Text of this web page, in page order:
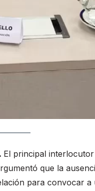
El principal
que la
para convocar a